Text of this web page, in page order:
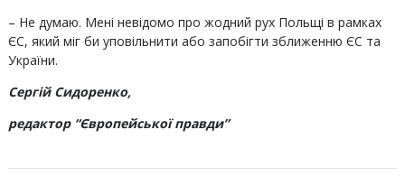
– Не думаю. Мені невідомо про жодний рух Польщі в рамках
ЄС, який міг би уповільнити або запобігти зближенню ЄС та
України.
Сергій Сидоренко,
редактор “Європейської правди”